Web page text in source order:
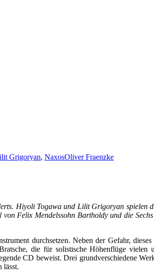
Grigoryan, NaxosOliver Fraenzke
Hiyoli Togawa und Lilit Grigoryan spielen
Felix Mendelssohn Bartholdy und die
durchsetzen. Neben der Gefahr,
die für solistische Höhenflüge vielen
CD beweist. Drei grundverschiedene
lässt.